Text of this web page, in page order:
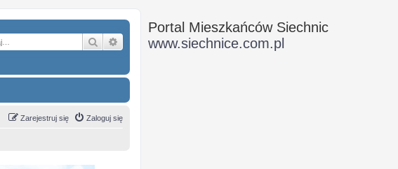
Szukaj Wyszukiwanie zaawansowane
Zaloguj się
Zarejestruj się
Portal Mieszkańców Siechnic
www.siechnice.com.pl